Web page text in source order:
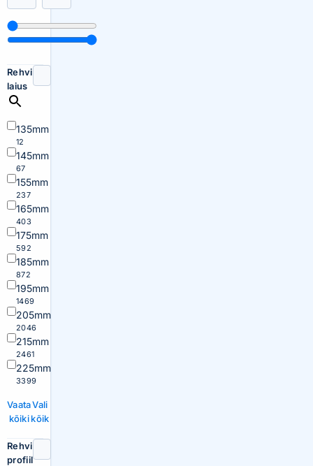
Rehvi
laius
135mm
12
145mm
67
155mm
237
165mm
403
175mm
592
185mm
872
195mm
1469
205mm
2046
215mm
2461
225mm
3399
Vaata
kõiki
Vali
kõik
Rehvi
profiil